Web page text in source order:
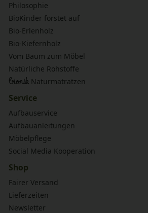
Philosophie
BioKinder forstet auf
Bio-Erlenholz
Bio-Kiefernholz
Vom Baum zum Möbel
Natürliche Rohstoffe
bionik Naturmatratzen
Service
Aufbauservice
Aufbauanleitungen
Möbelpflege
Social Media Kooperation
Shop
Fairer Versand
Lieferzeiten
Newsletter